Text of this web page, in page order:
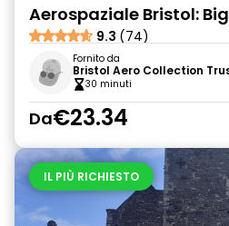
Aerospaziale Bristol:
9.3 (74)
Fornito da
Bristol Aero Collection
30 minuti
Da€23.34
IL PIÙ RICHIESTO